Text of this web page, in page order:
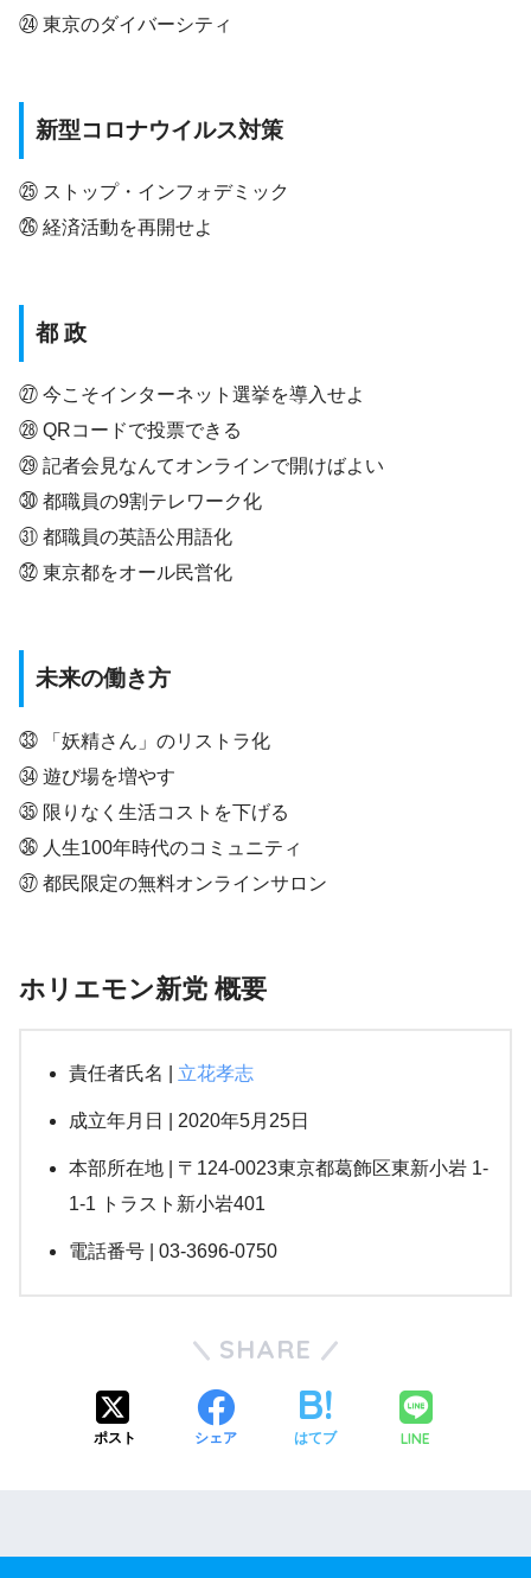
㉔ 東京のダイバーシティ
新型コロナウイルス対策
㉕ ストップ・インフォデミック
㉖ 経済活動を再開せよ
都 政
㉗ 今こそインターネット選挙を導入せよ
㉘ QRコードで投票できる
㉙ 記者会見なんてオンラインで開けばよい
㉚ 都職員の9割テレワーク化
㉛ 都職員の英語公用語化
㉜ 東京都をオール民営化
未来の働き方
㉝ 「妖精さん」のリストラ化
㉞ 遊び場を増やす
㉟ 限りなく生活コストを下げる
㊱ 人生100年時代のコミュニティ
㊲ 都民限定の無料オンラインサロン
ホリエモン新党 概要
責任者氏名 | 立花孝志
成立年月日 | 2020年5月25日
本部所在地 | 〒124-0023東京都葛飾区東新小岩 1-
1-1 トラスト新小岩401
電話番号 | 03-3696-0750
SHARE
ポスト シェア はてブ LINE